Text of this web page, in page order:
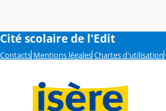
Cité scolaire de l'Edit
Contacts Mentions légales Chartes d'utilisation